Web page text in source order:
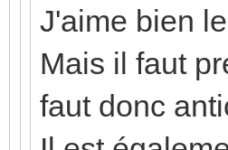
J'aime bien
Mais il faut
faut donc